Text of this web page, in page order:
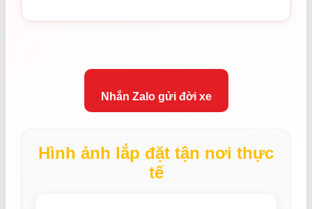
Nhắn Zalo gửi đời xe
Hình ảnh lắp đặt tận nơi thực
tế